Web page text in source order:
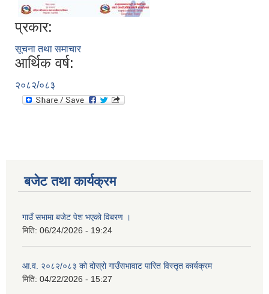
प्रकार:
सूचना तथा समाचार
आर्थिक वर्ष:
२०८२/०८३
बजेट तथा कार्यक्रम
गाउँ सभामा बजेट पेश भएको विबरण ।
मिति: 06/24/2026 - 19:24
आ.व. २०८२/०८३ को दोस्रो गाउँसभावाट पारित विस्तृत कार्यक्रम
मिति: 04/22/2026 - 15:27